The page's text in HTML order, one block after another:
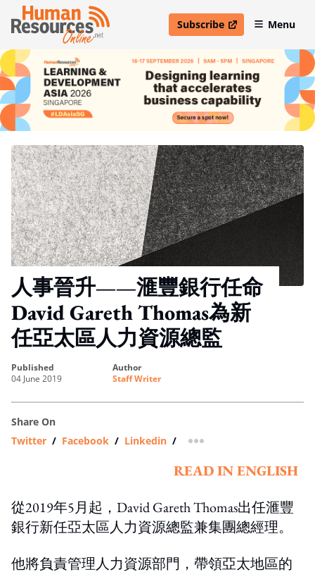
Subscribe
open in new windowMenu
人事晉升——滙豐銀行任命
David Gareth Thomas為新
任亞太區人力資源總監
published
04 June 2019
author
Staff Writer
Share On
Twitter / Facebook / Linkedin / more sharing option
READ IN ENGLISH
從2019年5月起，David Gareth Thomas出任滙豐
銀行新任亞太區人力資源總監兼集團總經理。
他將負責管理人力資源部門，帶領亞太地區的